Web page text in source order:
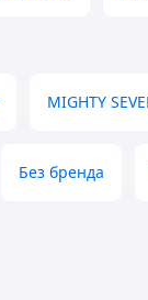
MIGHTY
Без бренда